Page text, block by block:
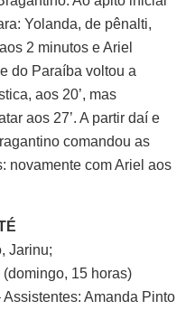
Yolanda, de pênalti,
2 minutos e Ariel
do Paraíba voltou a
aos 20’, mas
aos 27’. A partir daí e
comandou as
novamente com Ariel aos
Jarinu;
15 horas)
Amanda Pinto